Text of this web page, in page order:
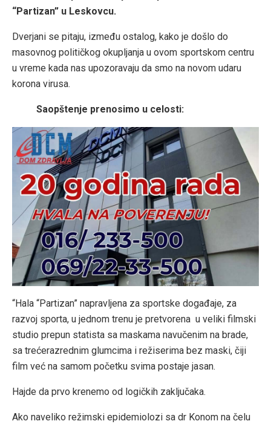
“Partizan” u Leskovcu.
Dverjani se pitaju, između ostalog, kako je došlo do
masovnog političkog okupljanja u ovom sportskom centru
u vreme kada nas upozoravaju da smo na novom udaru
korona virusa.
Saopštenje prenosimo u celosti:
“Hala “Partizan” napravljena za sportske događaje, za
razvoj sporta, u jednom trenu je pretvorena u veliki filmski
studio prepun statista sa maskama navučenim na brade,
sa trećerazrednim glumcima i režiserima bez maski, čiji
film već na samom početku svima postaje jasan.
Hajde da prvo krenemo od logičkih zaključaka.
Ako naveliko režimski epidemiolozi sa dr Konom na čelu